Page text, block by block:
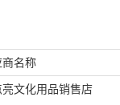
商名称
文化用品销售店